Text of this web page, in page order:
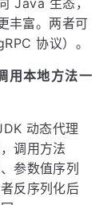
？
天然跨语言，
Java 生态，
协议）。
用本地方法一